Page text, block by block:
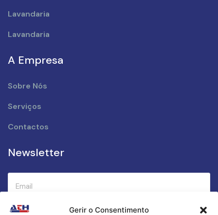
Gerir o Consentimento
Lavandaria
Lavandaria
A Empresa
Sobre Nós
Serviços
Contactos
Newsletter